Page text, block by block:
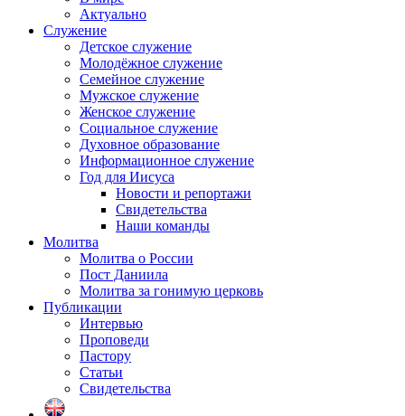
Актуально
Служение
Детское служение
Молодёжное служение
Семейное служение
Мужское служение
Женское служение
Социальное служение
Духовное образование
Информационное служение
Год для Иисуса
Новости и репортажи
Свидетельства
Наши команды
Молитва
Молитва о России
Пост Даниила
Молитва за гонимую церковь
Публикации
Интервью
Проповеди
Пастору
Статьи
Свидетельства